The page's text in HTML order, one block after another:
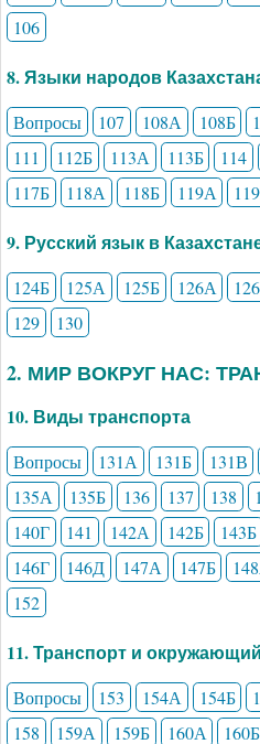
106
8. Языки народов
Вопросы 107 108А 108Б
111
112Б 113А 113Б 114
117Б
118А 118Б 119А
9. Русский язык в
124Б 125А 125Б 126А
129
130
2. МИР ВОКРУГ НАС:
10. Виды транспорта
Вопросы 131А 131Б 131В
135А
135Б 136 137 138
140Г
141 142А 142Б 143Б
146Г
146Д 147А 147Б
152
11. Транспорт и
Вопросы 153 154А 154Б
158
159А 159Б 160А 160Б